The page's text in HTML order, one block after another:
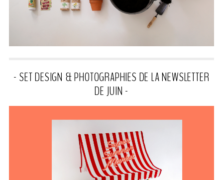
- SET DESIGN & PHOTOGRAPHIES DE LA NEWSLETTER
DE JUIN -